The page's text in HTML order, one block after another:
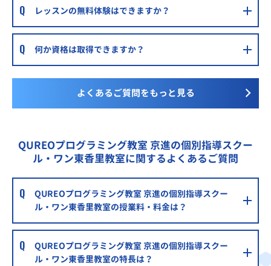
レッスンの無料体験はできますか？
何か資格は取得できますか？
よくあるご質問をもっと見る
QUREOプログラミング教室 京進の個別指導スクー
ル・ワン東香里教室に関するよくあるご質問
QUREOプログラミング教室 京進の個別指導スクー
ル・ワン東香里教室の授業料・料金は？
QUREOプログラミング教室 京進の個別指導スクー
ル・ワン東香里教室の特長は？